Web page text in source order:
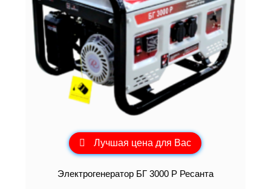
Лучшая цена для Вас
Электрогенератор БГ 3000 Р Ресанта